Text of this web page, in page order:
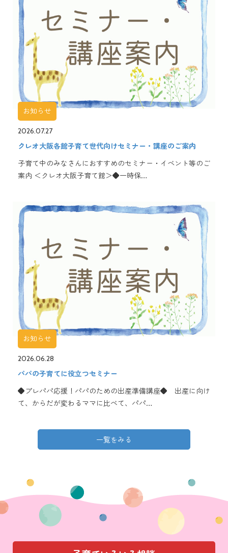
お知らせ
2026.07.27
クレオ大阪各館子育て世代向けセミナー・講座のご案内
子育て中のみなさんにおすすめのセミナー・イベント等のご
案内 ＜クレオ大阪子育て館＞◆一時保…
お知らせ
2026.06.28
パパの子育てに役立つセミナー
◆プレパパ応援！パパのための出産準備講座◆ 出産に向け
て、からだが変わるママに比べて、パパ…
一覧をみる